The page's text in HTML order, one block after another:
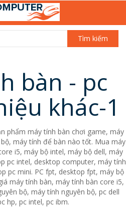
Tìm kiếm
bàn - pc
khác-1
phẩm máy tính bàn chơi game, máy
máy tính để bàn nào tốt. Mua máy
i5, máy bộ intel, máy bộ dell, máy
pc intel, desktop computer, máy tính
pc mini. PC fpt, desktop fpt, máy bộ
máy tính bàn, máy tính bàn core i5,
bộ, máy tính nguyên bộ, pc dell
hp, pc intel, pc ibm.